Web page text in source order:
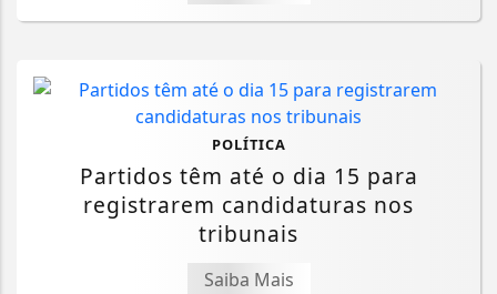
POLÍTICA
Partidos têm até o dia 15 para
registrarem candidaturas nos
tribunais
Saiba Mais